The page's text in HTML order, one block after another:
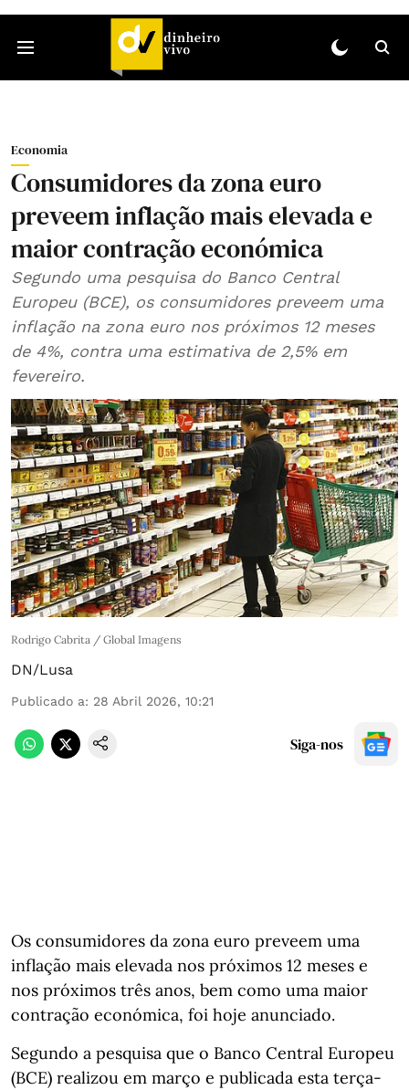
Economia
Consumidores da zona euro
preveem inflação mais elevada e
maior contração económica
Segundo uma pesquisa do Banco Central
Europeu (BCE), os consumidores preveem uma
inflação na zona euro nos próximos 12 meses
de 4%, contra uma estimativa de 2,5% em
fevereiro.
Rodrigo Cabrita / Global Imagens
DN/Lusa
Publicado a: 28 Abril 2026, 10:21
Siga-nos
Os consumidores da zona euro preveem uma
inflação mais elevada nos próximos 12 meses e
nos próximos três anos, bem como uma maior
contração económica, foi hoje anunciado.
Segundo a pesquisa que o Banco Central Europeu
(BCE) realizou em março e publicada esta terça-